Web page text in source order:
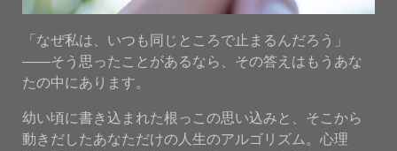
「なぜ私は、いつも同じところで止まるんだろう」
——そう思ったことがあるなら、その答えはもうあな
たの中にあります。
幼い頃に書き込まれた根っこの思い込みと、そこから
動きだしたあなただけの人生のアルゴリズム。心理